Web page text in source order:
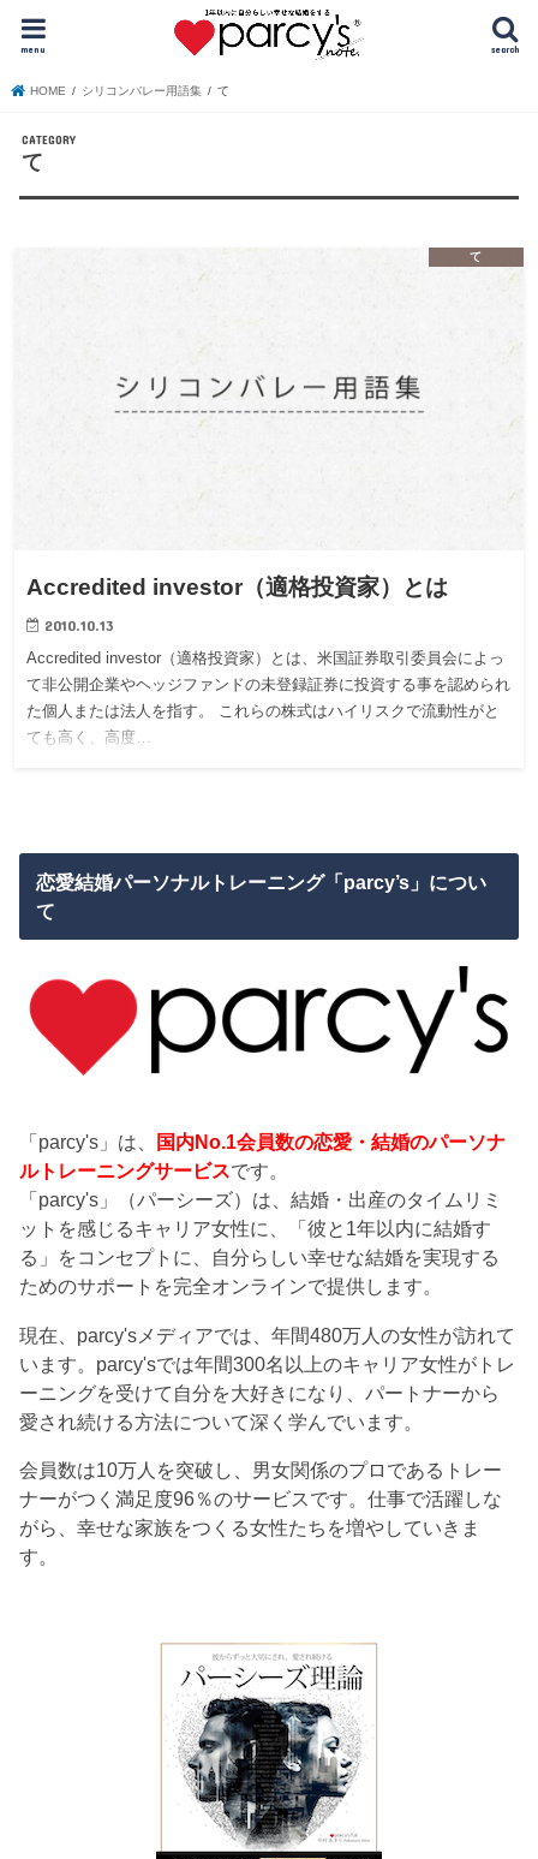
search
menu
HOME シリコンバレー用語集 て
て
て
Accredited investor（適格投資家）とは
2010.10.13
Accredited investor（適格投資家）とは、米国証券取引委員会によっ
て非公開企業やヘッジファンドの未登録証券に投資する事を認められ
た個人または法人を指す。 これらの株式はハイリスクで流動性がと
ても高く、高度…
恋愛結婚パーソナルトレーニング「parcy’s」につい
て
「parcy's」は、
国内No.1会員数の恋愛・結婚のパーソナ
ルトレーニングサービスです。
「parcy's」（パーシーズ）は、結婚・出産のタイムリミ
ットを感じるキャリア女性に、「彼と1年以内に結婚す
る」をコンセプトに、自分らしい幸せな結婚を実現する
ためのサポートを完全オンラインで提供します。
現在、parcy'sメディアでは、年間480万人の女性が訪れて
います。parcy'sでは年間300名以上のキャリア女性がトレ
ーニングを受けて自分を大好きになり、パートナーから
愛され続ける方法について深く学んでいます。
会員数は10万人を突破し、男女関係のプロであるトレー
ナーがつく満足度96％のサービスです。仕事で活躍しな
がら、幸せな家族をつくる女性たちを増やしていきま
す。